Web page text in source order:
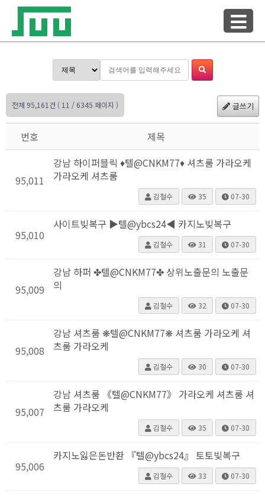
전체 95,161건 ( 11 / 6345 페이지 ) 글쓰기
번호 제목
95,011
강남 하이퍼블릭 ♦텔@CNKM77♦ 셔츠룸 가라오케
가라오케 셔츠룸
김철수 35 07-30
95,010
사이트빚복구 ▶텔@ybcs24◀ 카지노빚복구
김철수 31 07-30
95,009
강남 하퍼 ✤텔@CNKM77✤ 상위노출문의 노출문
의
김철수 32 07-30
95,008
강남 셔츠룸 ❋텔@CNKM77❋ 셔츠룸 가라오케 셔
츠룸 가라오케
김철수 30 07-30
95,007
강남 셔츠룸 《텔@CNKM77》 가라오케 셔츠룸 셔
츠룸 가라오케
김철수 35 07-30
95,006
카지노잃은돈반환 『텔@ybcs24』 토토빚복구
김철수 33 07-30